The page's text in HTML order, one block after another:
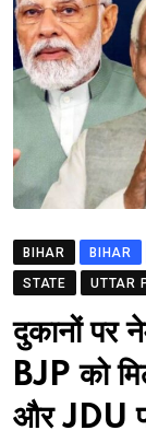
BIHAR BIHAR
STATE
UTTAR
दुकानों पर
BJP को
और JDU